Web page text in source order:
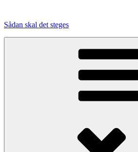
indhold
Sådan skal det steges